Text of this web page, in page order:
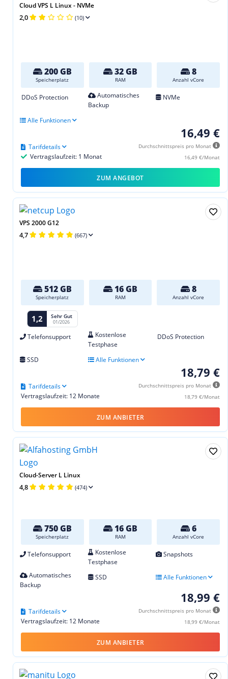
Cloud VPS L Linux - NVMe
2,0 (10)
200 GB
Speicherplatz
32 GB
RAM
8
Anzahl vCore
DDoS Protection
Automatisches
Backup
NVMe
Alle Funktionen
16,49 €
Durchschnittspreis pro Monat
16,49 €/Monat
Vertragslaufzeit: 1 Monat
Tarifdetails
ZUM ANGEBOT
VPS 2000 G12
4,7 (667)
512 GB
Speicherplatz
16 GB
RAM
8
Anzahl vCore
1,2 Sehr Gut
01/2026
Telefonsupport
Kostenlose
Testphase
DDoS Protection
SSD Alle Funktionen
18,79 €
Durchschnittspreis pro Monat
18,79 €/Monat
Vertragslaufzeit: 12 Monate
Tarifdetails
ZUM ANBIETER
Cloud-Server L Linux
4,8 (474)
750 GB
Speicherplatz
16 GB
RAM
6
Anzahl vCore
Telefonsupport
Kostenlose
Testphase
Snapshots
Automatisches
Backup
SSD Alle Funktionen
18,99 €
Durchschnittspreis pro Monat
18,99 €/Monat
Vertragslaufzeit: 12 Monate
Tarifdetails
ZUM ANBIETER